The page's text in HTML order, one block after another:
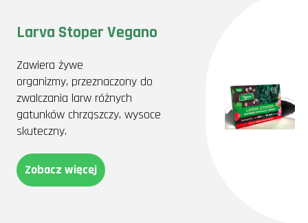
Larva Stoper Vegano
Zawiera żywe
organizmy, przeznaczony do
zwalczania larw różnych
gatunków chrząszczy, wysoce
skuteczny.
Zobacz więcej